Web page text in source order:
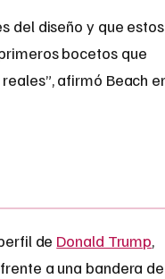
del diseño y que estos
bocetos que
afirmó Beach
de Donald Trump,
a una bandera de